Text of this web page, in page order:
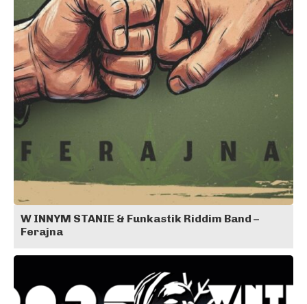
W INNYM STANIE & Funkastik Riddim Band –
Ferajna